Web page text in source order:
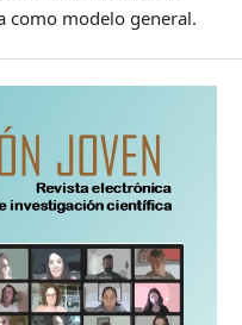
como modelo general.